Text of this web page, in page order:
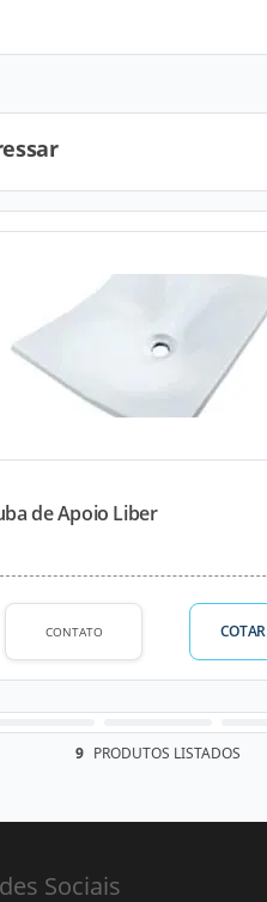
de Apoio Liber
CONTATO COTAR
9 PRODUTOS LISTADOS
Sociais